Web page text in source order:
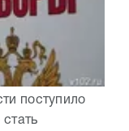
поступило